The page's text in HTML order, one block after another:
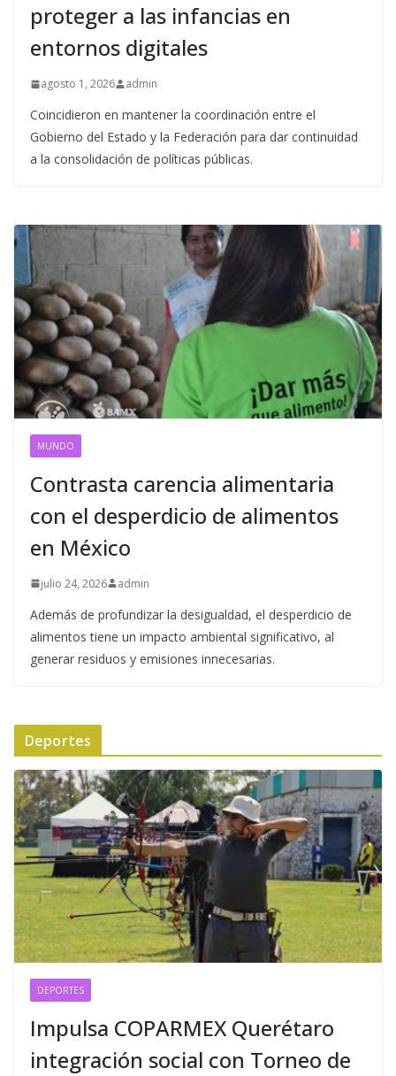
proteger a las infancias en
entornos digitales
agosto 1, 2026 admin
Coincidieron en mantener la coordinación entre el
Gobierno del Estado y la Federación para dar continuidad
a la consolidación de políticas públicas.
MUNDO
Contrasta carencia alimentaria
con el desperdicio de alimentos
en México
julio 24, 2026 admin
Además de profundizar la desigualdad, el desperdicio de
alimentos tiene un impacto ambiental significativo, al
generar residuos y emisiones innecesarias.
Deportes
DEPORTES
Impulsa COPARMEX Querétaro
integración social con Torneo de